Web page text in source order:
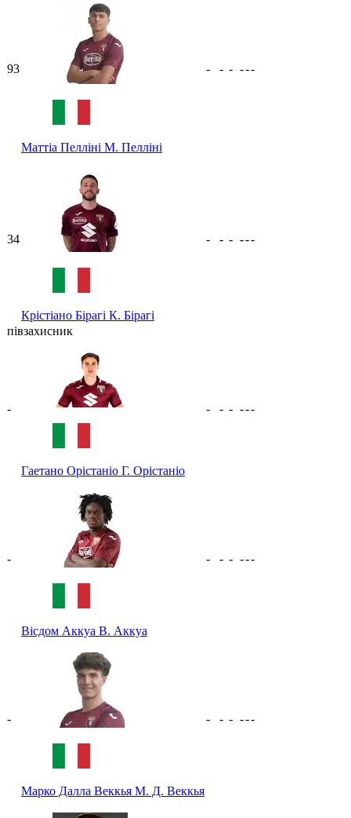
93
Маттіа Пелліні М. Пелліні
- - - ---
34
Крістіано Бірагі К. Бірагі
- - - ---
півзахисник
-
Гаетано Орістаніо Г. Орістаніо
- - - ---
-
Вісдом Аккуа В. Аккуа
- - - ---
-
Марко Далла Веккья М. Д. Веккья
- - - ---